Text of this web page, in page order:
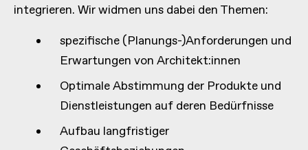
integrieren. Wir widmen uns dabei den Themen:
spezifische (Planungs-)Anforderungen und
Erwartungen von Architekt:innen
Optimale Abstimmung der Produkte und
Dienstleistungen auf deren Bedürfnisse
Aufbau langfristiger